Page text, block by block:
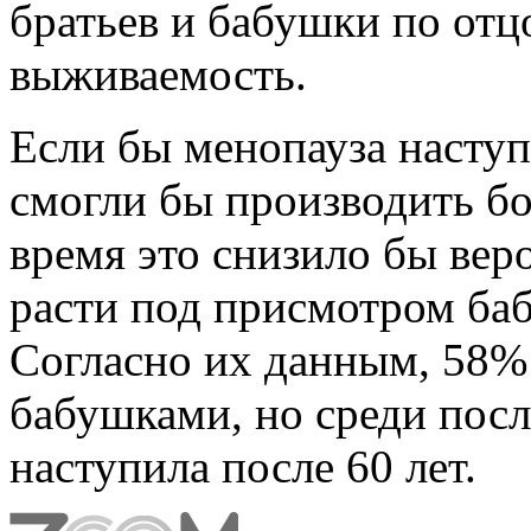
братьев и бабушки по
выживаемость.
Если бы менопауза
смогли бы производить
время это снизило бы
расти под присмотром
Согласно их данным, 58%
бабушками, но среди
наступила после 60 лет.